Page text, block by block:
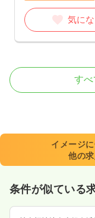
気に
透析 正・准看護師
7:30～17:30
残業月
月給30万円以上可
気に
す
イメージ
他の
条件が似ている